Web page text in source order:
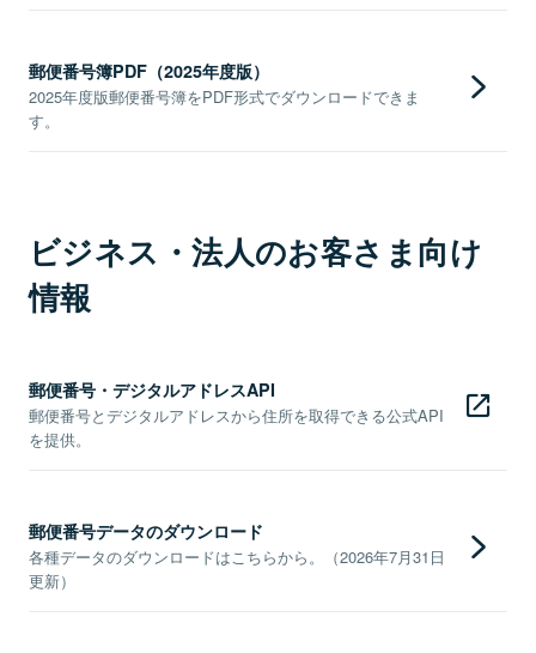
郵便番号簿PDF（2025年度版）
2025年度版郵便番号簿をPDF形式でダウンロードできま
す。
ビジネス・法人のお客さま向け
情報
郵便番号・デジタルアドレスAPI
郵便番号とデジタルアドレスから住所を取得できる公式API
を提供。
郵便番号データのダウンロード
各種データのダウンロードはこちらから。（2026年7月31日
更新）